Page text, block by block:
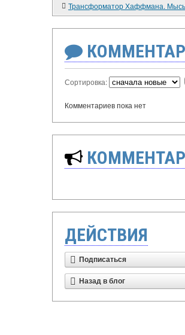
Трансформатор Хаффмана.
Сортировка:
Комментариев пока нет
ДЕЙСТВИЯ
Подписаться
Назад в блог